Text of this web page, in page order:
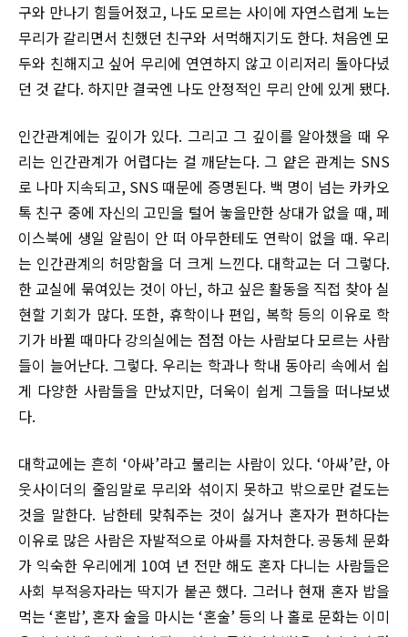
구와 만나기 힘들어졌고, 나도 모르는 사이에 자연스럽게 노는
무리가 갈리면서 친했던 친구와 서먹해지기도 한다. 처음엔 모
두와 친해지고 싶어 무리에 연연하지 않고 이리저리 돌아다녔
던 것 같다. 하지만 결국엔 나도 안정적인 무리 안에 있게 됐다.
인간관계에는 깊이가 있다. 그리고 그 깊이를 알아챘을 때 우
리는 인간관계가 어렵다는 걸 깨닫는다. 그 얕은 관계는 SNS
로 나마 지속되고, SNS 때문에 증명된다. 백 명이 넘는 카카오
톡 친구 중에 자신의 고민을 털어 놓을만한 상대가 없을 때, 페
이스북에 생일 알림이 안 떠 아무한테도 연락이 없을 때. 우리
는 인간관계의 허망함을 더 크게 느낀다. 대학교는 더 그렇다.
한 교실에 묶여있는 것이 아닌, 하고 싶은 활동을 직접 찾아 실
현할 기회가 많다. 또한, 휴학이나 편입, 복학 등의 이유로 학
기가 바뀔 때마다 강의실에는 점점 아는 사람보다 모르는 사람
들이 늘어난다. 그렇다. 우리는 학과나 학내 동아리 속에서 쉽
게 다양한 사람들을 만났지만, 더욱이 쉽게 그들을 떠나보냈
다.
대학교에는 흔히 ‘아싸’라고 불리는 사람이 있다. ‘아싸’란, 아
웃사이더의 줄임말로 무리와 섞이지 못하고 밖으로만 겉도는
것을 말한다. 남한테 맞춰주는 것이 싫거나 혼자가 편하다는
이유로 많은 사람은 자발적으로 아싸를 자처한다. 공동체 문화
가 익숙한 우리에게 10여 년 전만 해도 혼자 다니는 사람들은
사회 부적응자라는 딱지가 붙곤 했다. 그러나 현재 혼자 밥을
먹는 ‘혼밥’, 혼자 술을 마시는 ‘혼술’ 등의 나 홀로 문화는 이미